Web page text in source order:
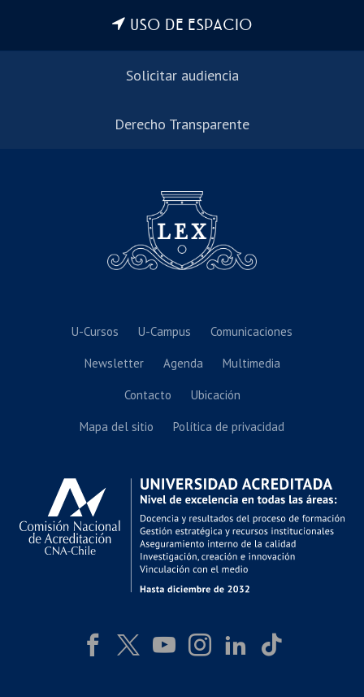
USO DE ESPACIO
Solicitar audiencia
Derecho Transparente
U-Cursos U-Campus Comunicaciones
Newsletter Agenda Multimedia
Contacto Ubicación
Mapa del sitio Política de privacidad